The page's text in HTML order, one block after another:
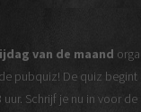
van de maand
pubquiz! De quiz begint
uur. Schrijf je nu in voor